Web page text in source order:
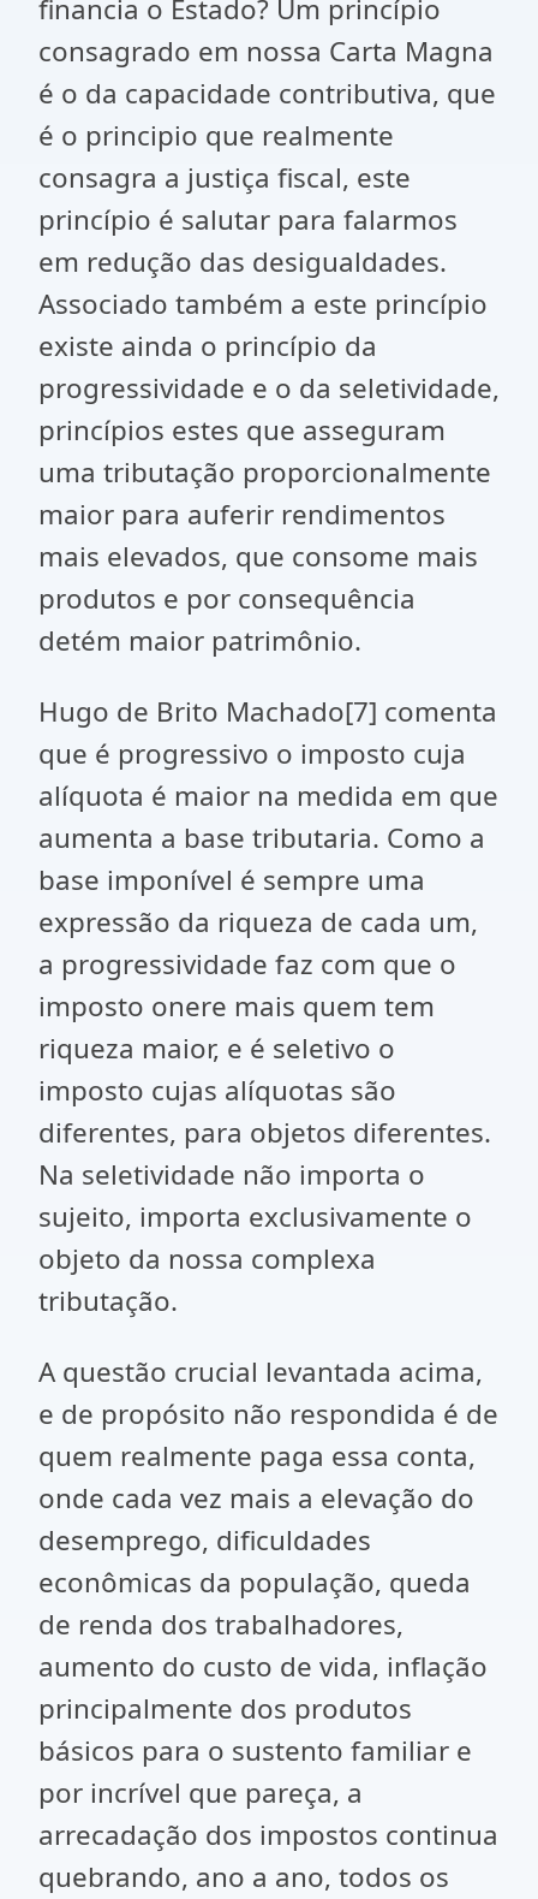
financia o Estado? Um princípio
consagrado em nossa Carta Magna
é o da capacidade contributiva, que
é o principio que realmente
consagra a justiça fiscal, este
princípio é salutar para falarmos
em redução das desigualdades.
Associado também a este princípio
existe ainda o princípio da
progressividade e o da seletividade,
princípios estes que asseguram
uma tributação proporcionalmente
maior para auferir rendimentos
mais elevados, que consome mais
produtos e por consequência
detém maior patrimônio.
Hugo de Brito Machado[7] comenta
que é progressivo o imposto cuja
alíquota é maior na medida em que
aumenta a base tributaria. Como a
base imponível é sempre uma
expressão da riqueza de cada um,
a progressividade faz com que o
imposto onere mais quem tem
riqueza maior, e é seletivo o
imposto cujas alíquotas são
diferentes, para objetos diferentes.
Na seletividade não importa o
sujeito, importa exclusivamente o
objeto da nossa complexa
tributação.
A questão crucial levantada acima,
e de propósito não respondida é de
quem realmente paga essa conta,
onde cada vez mais a elevação do
desemprego, dificuldades
econômicas da população, queda
de renda dos trabalhadores,
aumento do custo de vida, inflação
principalmente dos produtos
básicos para o sustento familiar e
por incrível que pareça, a
arrecadação dos impostos continua
quebrando, ano a ano, todos os